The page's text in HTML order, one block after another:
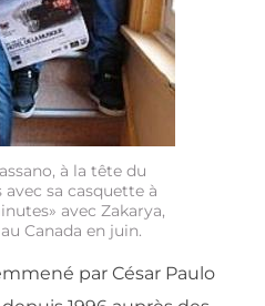
à la tête du
sa casquette à
avec Zakarya,
Canada en juin.
par César Paulo